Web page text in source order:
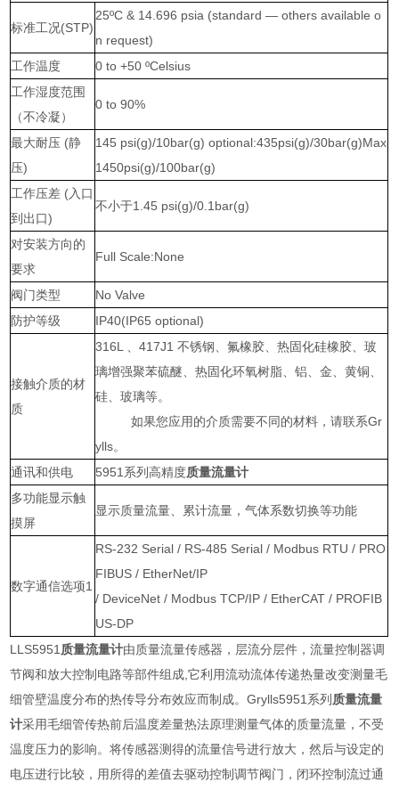
标准工况(STP)
25ºC & 14.696 psia (standard — others available o
n request)
工作温度
0 to +50 ºCelsius
工作湿度范围
（不冷凝）
0 to 90%
最大耐压 (静
压)
145 psi(g)/10bar(g) optional:435psi(g)/30bar(g)Max
1450psi(g)/100bar(g)
工作压差 (入口
到出口)
不小于1.45 psi(g)/0.1bar(g)
对安装方向的
要求
Full Scale:None
阀门类型
No Valve
防护等级
IP40(IP65 optional)
接触介质的材
质
316L 、417J1 不锈钢、氟橡胶、热固化硅橡胶、玻
璃增强聚苯硫醚、热固化环氧树脂、铝、金、黄铜、
硅、玻璃等。
如果您应用的介质需要不同的材料，请联系Gr
ylls。
通讯和供电
5951系列高精度质量流量计
多功能显示触
摸屏
显示质量流量、累计流量，气体系数切换等功能
数字通信选项1
RS-232 Serial / RS-485 Serial / Modbus RTU / PRO
FIBUS / EtherNet/IP
/ DeviceNet / Modbus TCP/IP / EtherCAT / PROFIB
US-DP
LLS5951 质量流量计由质量流量传感器，层流分层件，流量控制器调
节阀和放大控制电路等部件组成,它利用流动流体传递热量改变测量毛
细管壁温度分布的热传导分布效应而制成。Grylls5951系列 质量流量
计采用毛细管传热前后温度差量热法原理测量气体的质量流量，不受
温度压力的影响。将传感器测得的流量信号进行放大，然后与设定的
电压进行比较，用所得的差值去驱动控制调节阀门，闭环控制流过通